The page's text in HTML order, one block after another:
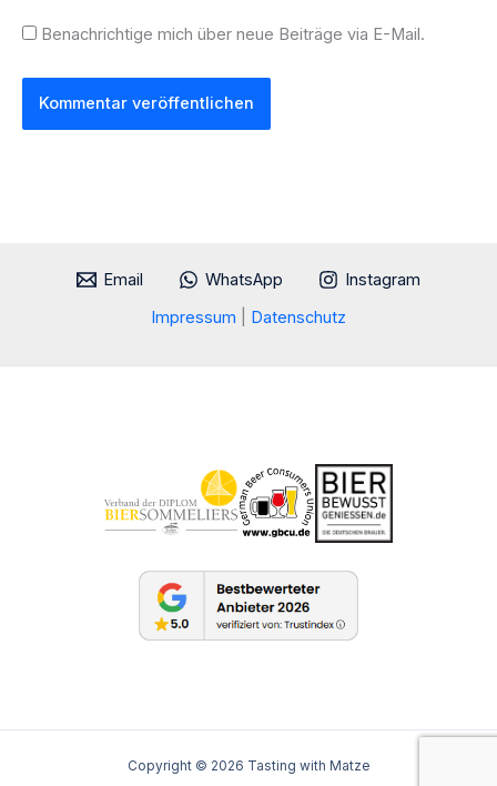
Benachrichtige mich über neue Beiträge via E-Mail.
Email WhatsApp
Instagram
Impressum
Datenschutz
Copyright © 2026 Tasting with Matze
Vertrauenswürdige Seite